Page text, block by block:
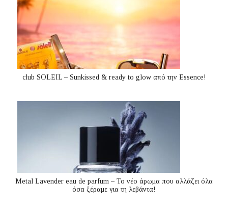
club SOLEIL – Sunkissed & ready to glow από την Essence!
Metal Lavender eau de parfum – Το νέο άρωμα που αλλάζει όλα
όσα ξέραμε για τη λεβάντα!